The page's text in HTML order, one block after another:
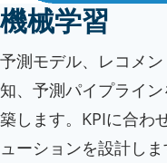
機械学習
予測モデル、レコメ
知、予測パイプライ
築します。KPIに合わ
ューションを設計しま